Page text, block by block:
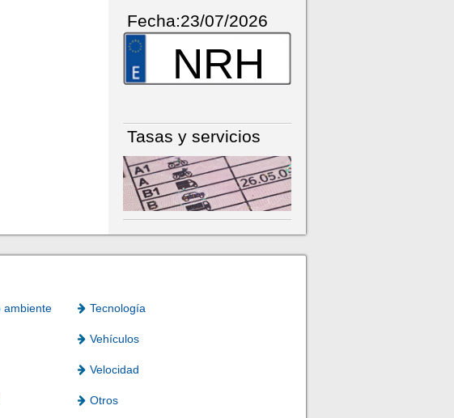
Fecha:23/07/2026
NRH
Tasas y servicios
ambiente Tecnología
Vehículos
Velocidad
Otros